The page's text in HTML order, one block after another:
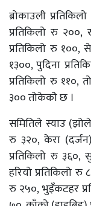
ब्रोकाउली
प्रतिकिलो रु २००,
प्रतिकिलो रु १००,
१३००, पुदिना
प्रतिकिलो रु ११०,
३०० तोकेकोे छ ।
समितिले स्याउ
रु ३२०, केरा
प्रतिकिलो रु ३६०,
हरियो प्रतिकिलो रु
रु २५०, भुइँकटहर